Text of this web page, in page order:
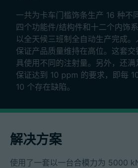
一共为卡车门槛饰条生产 16 种不
四个功能件/结构件和十二个内饰
以全天候三班制全自动生产完成
保证产品质量维持在高位。这套
具使用不同的注射量。另外，还满
保证达到 10 ppm 的要求，即每
10 个存在缺陷。
解决方案
使用了一套以一台合模力为 5000